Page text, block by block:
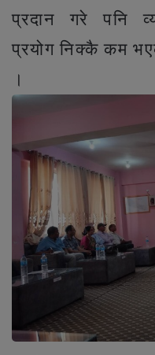
प्रदान गरे पनि
प्रयोग निक्कै कम
।